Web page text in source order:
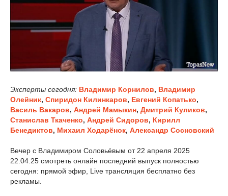
Эксперты сегодня: Владимир Корнилов, Владимир
Олейник, Спиридон Килинкаров, Евгений Копатько,
Василь Вакаров, Андрей Мамыкин, Дмитрий Куликов,
Станислав Ткаченко, Андрей Сидоров, Кирилл
Бенедиктов, Михаил Ходарёнок, Александр Сосновский
Вечер с Владимиром Соловьёвым от 22 апреля 2025
22.04.25 смотреть онлайн последний выпуск полностью
сегодня: прямой эфир, Live трансляция бесплатно без
рекламы.